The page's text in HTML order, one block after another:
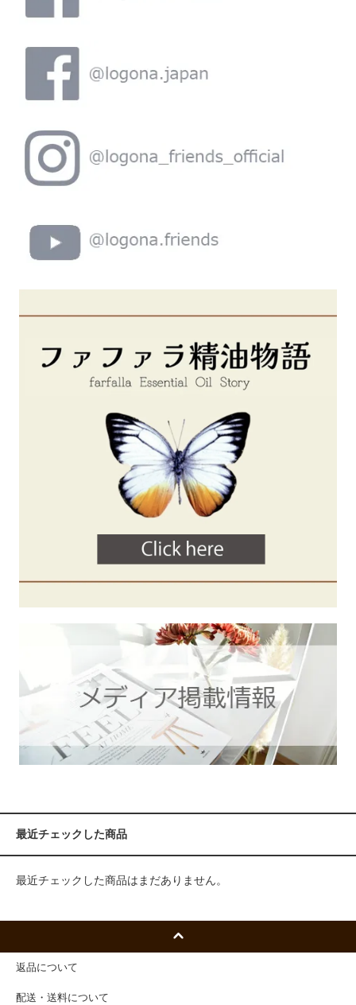
最近チェックした商品
最近チェックした商品はまだありません。
返品について
配送・送料について